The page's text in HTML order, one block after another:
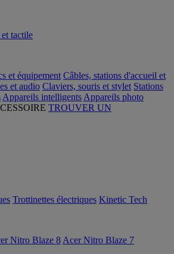
tactile
et équipement Câbles, stations d'accueil et
et audio Claviers, souris et stylet Stations
Appareils intelligents Appareils photo
TROUVER UN
Trottinettes électriques Kinetic Tech
Nitro Blaze 8 Acer Nitro Blaze 7